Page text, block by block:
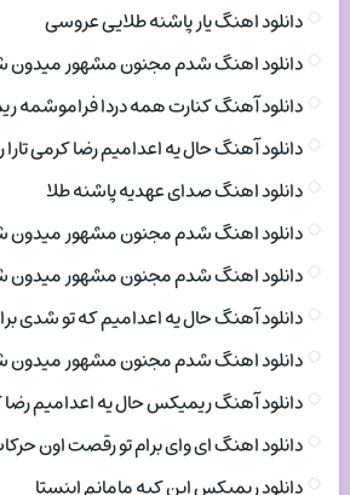
دانلود اهنگ یار پاشنه طلایی عروسی
دانلود اهنگ شدم مجنون مشهور
دانلود آهنگ کنارت همه دردا فراموشمه
دانلود آهنگ حال یه اعدامیم رضا کرمی
دانلود اهنگ صدای عهدیه پاشنه طلا
دانلود اهنگ شدم مجنون مشهور میدون
دانلود اهنگ شدم مجنون مشهور میدون
دانلود آهنگ حال یه اعدامیم که تو شدی
دانلود اهنگ شدم مجنون مشهور میدون
دانلود آهنگ ریمیکس حال یه اعدامیم رضا
دانلود اهنگ ای وای برام تو رقصت اون
دانلود ریمیکس این کیه مامانم اینستا